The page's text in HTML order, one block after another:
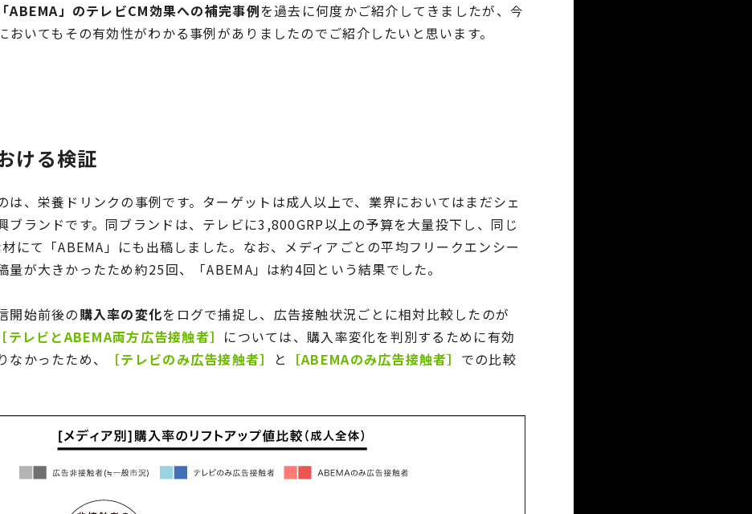
「ABEMA」のテレビCM効果への補完事例を過去に何度かご紹介してきましたが、今
おいてもその有効性がわかる事例がありましたのでご紹介したいと思います。
ける検証
は、栄養ドリンクの事例です。ターゲットは成人以上で、業界においてはまだシェ
ブランドです。同ブランドは、テレビに3,800GRP以上の予算を大量投下し、同じ
にて「ABEMA」にも出稿しました。なお、メディアごとの平均フリークエンシー
量が大きかったため約25回、「ABEMA」は約4回という結果でした。
開始前後の購入率の変化をログで捕捉し、広告接触状況ごとに相対比較したのが
［テレビとABEMA両方広告接触者］ については、購入率変化を判別するために有効
なかったため、
［テレビのみ広告接触者］ と ［ABEMAのみ広告接触者］ での比較